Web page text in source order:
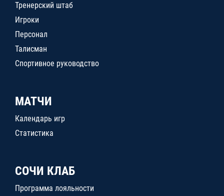
Тренерский штаб
Игроки
Персонал
Талисман
Спортивное руководство
МАТЧИ
Календарь игр
Статистика
СОЧИ КЛАБ
Программа лояльности